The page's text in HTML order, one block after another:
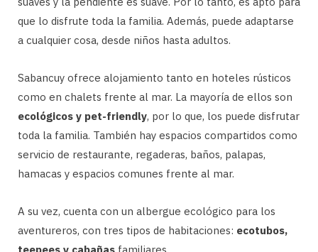
que lo disfrute toda la familia. Además, puede adaptarse
a cualquier cosa, desde niños hasta adultos.
Sabancuy ofrece alojamiento tanto en hoteles rústicos
como en chalets frente al mar. La mayoría de ellos son
ecológicos y pet-friendly, por lo que, los puede disfrutar
toda la familia. También hay espacios compartidos como
servicio de restaurante, regaderas, baños, palapas,
hamacas y espacios comunes frente al mar.
A su vez, cuenta con un albergue ecológico para los
aventureros, con tres tipos de habitaciones: ecotubos,